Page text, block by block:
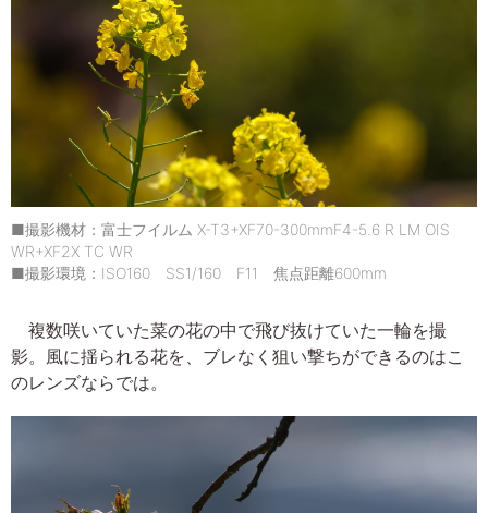
■撮影機材：富士フイルム X-T3+XF70-300mmF4-5.6 R LM OIS
WR+XF2X TC WR
■撮影環境：ISO160 SS1/160 F11 焦点距離600mm
複数咲いていた菜の花の中で飛び抜けていた一輪を撮
影。風に揺られる花を、ブレなく狙い撃ちができるのはこ
のレンズならでは。